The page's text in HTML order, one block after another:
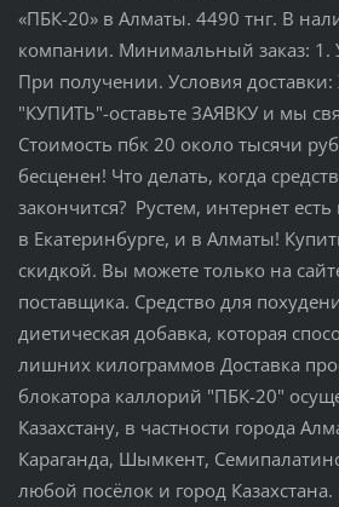
«ПБК-20» в Алматы. 4490 тнг. В
компании. Минимальный заказ: 1.
При получении. Условия
"КУПИТЬ"-оставьте ЗАЯВКУ и мы
Стоимость пбк 20 около тысячи
бесценен! Что делать, когда
закончится? Рустем, интернет
в Екатеринбурге, и в Алматы!
скидкой. Вы можете только на
поставщика. Средство для
диетическая добавка, которая
лишних килограммов Доставка
блокатора каллорий "ПБК-20"
Казахстану, в частности города
Караганда, Шымкент,
любой посёлок и город